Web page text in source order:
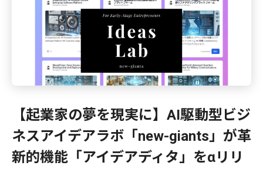
【起業家の夢を現実に】AI駆動型ビジ
ネスアイデアラボ「new-giants」が革
新的機能「アイデアディタ」をαリリ